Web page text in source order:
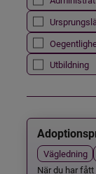
Utbildning
Vägledning
När du har